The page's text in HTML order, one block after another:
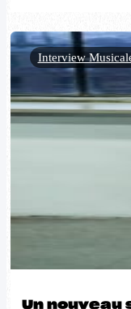
Un nouveau
Interview